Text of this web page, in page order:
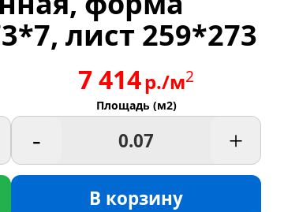
лист 259*273
7 414р./м2
Площадь (м2)
- +
В корзину